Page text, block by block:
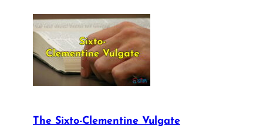
The Sixto-Clementine Vulgate